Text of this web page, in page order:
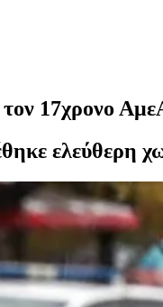
17χρονο
ελεύθερη